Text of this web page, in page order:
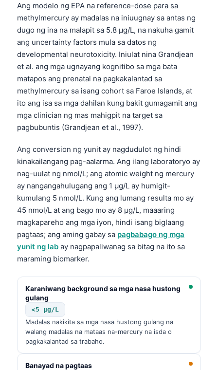
Ang modelo ng EPA na reference-dose para sa
methylmercury ay madalas na iniuugnay sa antas ng
dugo ng ina na malapit sa 5.8 µg/L, na nakuha gamit
ang uncertainty factors mula sa datos ng
developmental neurotoxicity. Iniulat nina Grandjean
et al. ang mga ugnayang kognitibo sa mga bata
matapos ang prenatal na pagkakalantad sa
methylmercury sa isang cohort sa Faroe Islands, at
ito ang isa sa mga dahilan kung bakit gumagamit ang
mga clinician ng mas mahigpit na target sa
pagbubuntis (Grandjean et al., 1997).
Ang conversion ng yunit ay nagdudulot ng hindi
kinakailangang pag-aalarma. Ang ilang laboratoryo ay
nag-uulat ng nmol/L; ang atomic weight ng mercury
ay nangangahulugang ang 1 µg/L ay humigit-
kumulang 5 nmol/L. Kung ang lumang resulta mo ay
45 nmol/L at ang bago mo ay 8 µg/L, maaaring
magkapareho ang mga iyon, hindi isang biglaang
pagtaas; ang aming gabay sa pagbabago ng mga
yunit ng lab ay nagpapaliwanag sa bitag na ito sa
maraming biomarker.
Karaniwang background sa mga nasa hustong
gulang
<5 µg/L
Madalas nakikita sa mga nasa hustong gulang na
walang madalas na mataas na-mercury na isda o
pagkakalantad sa trabaho.
Banayad na pagtaas